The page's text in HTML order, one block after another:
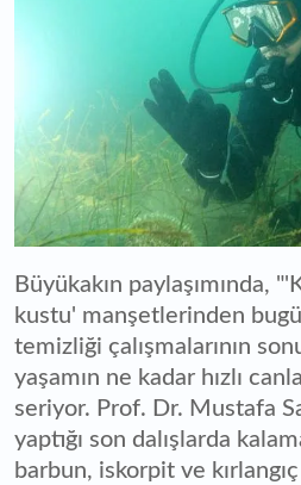
Büyükakın paylaşımında,
kustu' manşetlerinden
temizliği çalışmalarının
yaşamın ne kadar hızlı
seriyor. Prof. Dr. Mustafa
yaptığı son dalışlarda
barbun, iskorpit ve